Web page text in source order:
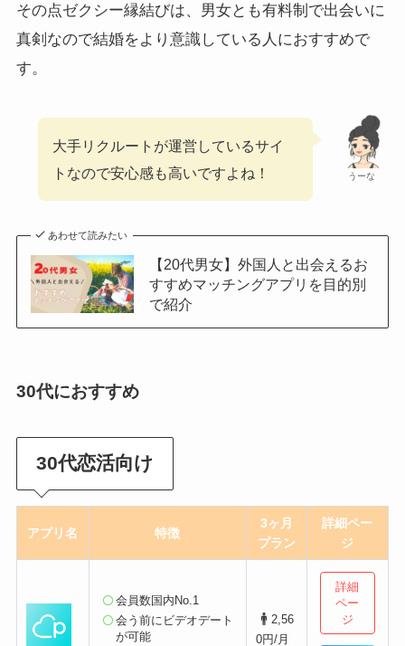
その点ゼクシー縁結びは、男女とも有料制で出会いに
真剣なので結婚をより意識している人におすすめで
す。
うーな
大手リクルートが運営しているサイ
トなので安心感も高いですよね！
あわせて読みたい
【20代男女】外国人と出会えるお
すすめマッチングアプリを目的別
で紹介
30代におすすめ
30代恋活向け
アプリ名 特徴
3ヶ月
プラン
詳細ペー
ジ
会員数国内No.1
会う前にビデオデート
が可能
2,56
0円/月
詳細
ペー
ジ